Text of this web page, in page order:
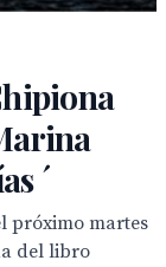
´
próximo martes
del libro